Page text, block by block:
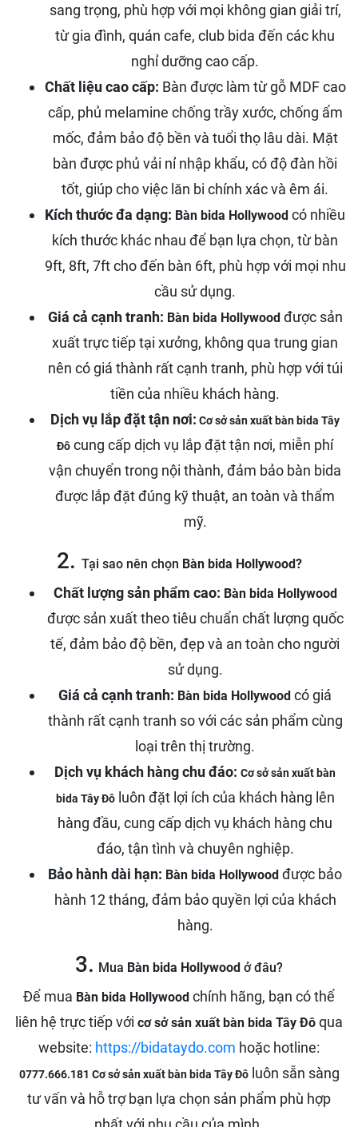
sang trọng, phù hợp với mọi không gian giải trí,
từ gia đình, quán cafe, club bida đến các khu
nghỉ dưỡng cao cấp.
Chất liệu cao cấp: Bàn được làm từ gỗ MDF cao
cấp, phủ melamine chống trầy xước, chống ẩm
mốc, đảm bảo độ bền và tuổi thọ lâu dài. Mặt
bàn được phủ vải nỉ nhập khẩu, có độ đàn hồi
tốt, giúp cho việc lăn bi chính xác và êm ái.
Kích thước đa dạng: Bàn bida Hollywood có nhiều
kích thước khác nhau để bạn lựa chọn, từ bàn
9ft, 8ft, 7ft cho đến bàn 6ft, phù hợp với mọi nhu
cầu sử dụng.
Giá cả cạnh tranh: Bàn bida Hollywoodđược sản
xuất trực tiếp tại xưởng, không qua trung gian
nên có giá thành rất cạnh tranh, phù hợp với túi
tiền của nhiều khách hàng.
Dịch vụ lắp đặt tận nơi: Cơ sở sản xuất bàn bida Tây
Đô cung cấp dịch vụ lắp đặt tận nơi, miễn phí
vận chuyển trong nội thành, đảm bảo bàn bida
được lắp đặt đúng kỹ thuật, an toàn và thẩm
mỹ.
2. Tại sao nên chọn Bàn bida Hollywood?
Chất lượng sản phẩm cao: Bàn bida Hollywood
được sản xuất theo tiêu chuẩn chất lượng quốc
tế, đảm bảo độ bền, đẹp và an toàn cho người
sử dụng.
Giá cả cạnh tranh: Bàn bida Hollywood có giá
thành rất cạnh tranh so với các sản phẩm cùng
loại trên thị trường.
Dịch vụ khách hàng chu đáo: Cơ sở sản xuất bàn
bida Tây Đôluôn đặt lợi ích của khách hàng lên
hàng đầu, cung cấp dịch vụ khách hàng chu
đáo, tận tình và chuyên nghiệp.
Bảo hành dài hạn: Bàn bida Hollywood được bảo
hành 12 tháng, đảm bảo quyền lợi của khách
hàng.
3. Mua Bàn bida Hollywood ở đâu?
Để mua Bàn bida Hollywood chính hãng, bạn có thể
liên hệ trực tiếp với cơ sở sản xuất bàn bida Tây Đô qua
website: https://bidataydo.com hoặc hotline:
0777.666.181 Cơ sở sản xuất bàn bida Tây Đôluôn sẵn sàng
tư vấn và hỗ trợ bạn lựa chọn sản phẩm phù hợp